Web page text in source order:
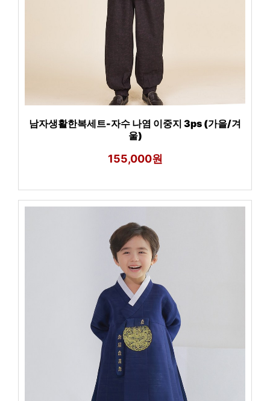
남자생활한복세트-자수 나염 이중지 3ps (가을/겨
울)
155,000원